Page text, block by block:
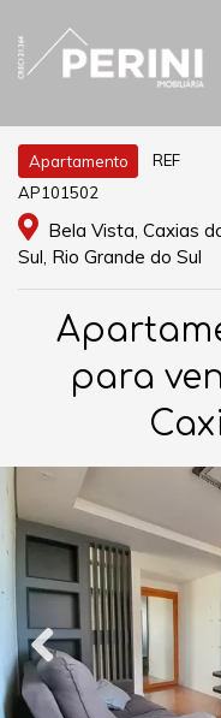
Apartamento
REF
AP101502
Bela Vista, Caxias
Sul, Rio Grande do Sul
para